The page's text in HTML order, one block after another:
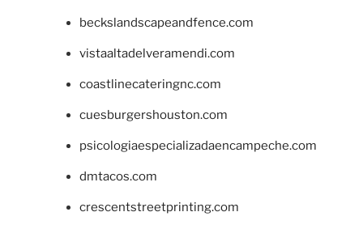
beckslandscapeandfence.com
vistaaltadelveramendi.com
coastlinecateringnc.com
cuesburgershouston.com
psicologiaespecializadaencampeche.com
dmtacos.com
crescentstreetprinting.com